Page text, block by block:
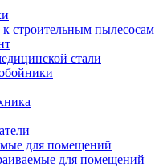
строительным пылесосам
стали
для помещений
для помещений